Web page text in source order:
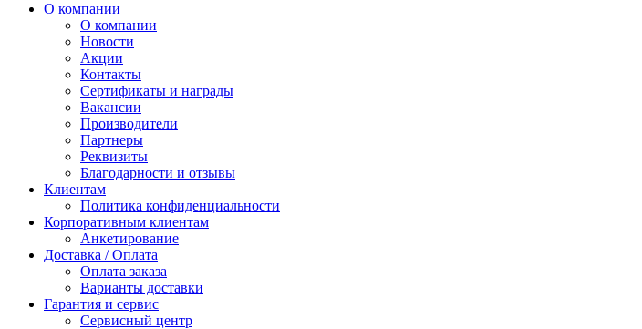
О компании
О компании
Новости
Акции
Контакты
Сертификаты и награды
Вакансии
Производители
Партнеры
Реквизиты
Благодарности и отзывы
Клиентам
Политика конфиденциальности
Корпоративным клиентам
Анкетирование
Доставка / Оплата
Оплата заказа
Варианты доставки
Гарантия и сервис
Сервисный центр